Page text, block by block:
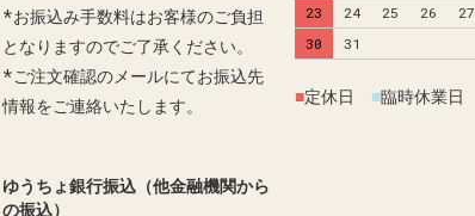
*お振込み手数料はお客様のご負担
となりますのでご了承ください。
*ご注文確認のメールにてお振込先
情報をご連絡いたします。
ゆうちょ銀行振込（他金融機関から
の振込）
23
24 25 26 27
30
31
■定休日 ■臨時休業日